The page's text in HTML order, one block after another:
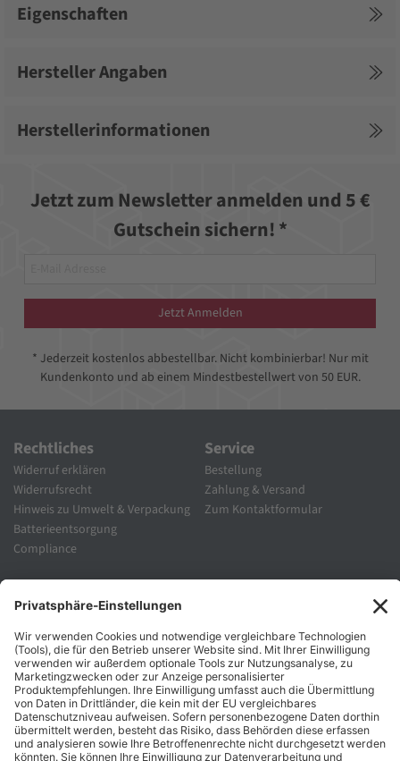
Eigenschaften
Hersteller Angaben
Herstellerinformationen
Jetzt zum Newsletter anmelden und 5 €
Gutschein sichern! *
Jetzt Anmelden
* Jederzeit kostenlos abbestellbar. Nicht kombinierbar! Nur mit
Kundenkonto und ab einem Mindestbestellwert von 50 EUR.
Rechtliches
Widerruf erklären
Widerrufsrecht
Hinweis zu Umwelt & Verpackung
Batterieentsorgung
Compliance
Service
Bestellung
Zahlung & Versand
Zum Kontaktformular
Unternehmen
Karriere
Zahlungsarten